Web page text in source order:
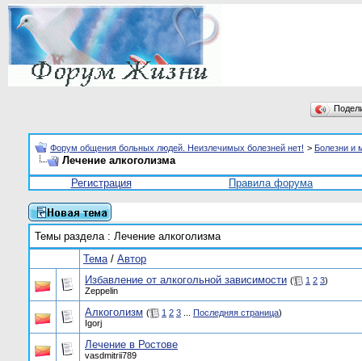
Форум общения больных людей. Неизлечимых болезней нет! > Болезни и
Лечение алкоголизма
Регистрация
Правила форума
Темы раздела: Лечение алкоголизма
Тема/ Автор
Избавление от алкогольной зависимости ( 1 2 3)
Zeppelin
Алкоголизм ( 1 2 3 Последняя страница)
Igorj
Лечение в Ростове
vasdmitrii789